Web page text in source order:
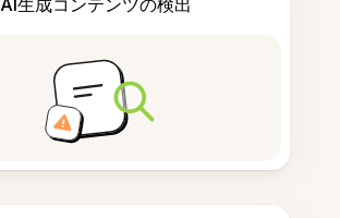
AI生成コンテンツの検出